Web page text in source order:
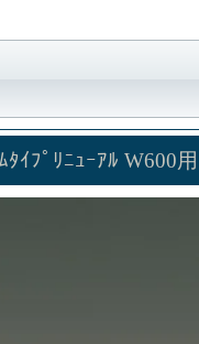
ｲﾌﾟﾘﾆｭｰｱﾙ W600用